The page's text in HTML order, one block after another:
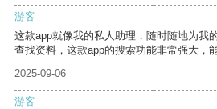
游客
这款app就像我的私人助理，随时随地为我
查找资料，这款app的搜索功能非常强大，
2025-09-06
游客